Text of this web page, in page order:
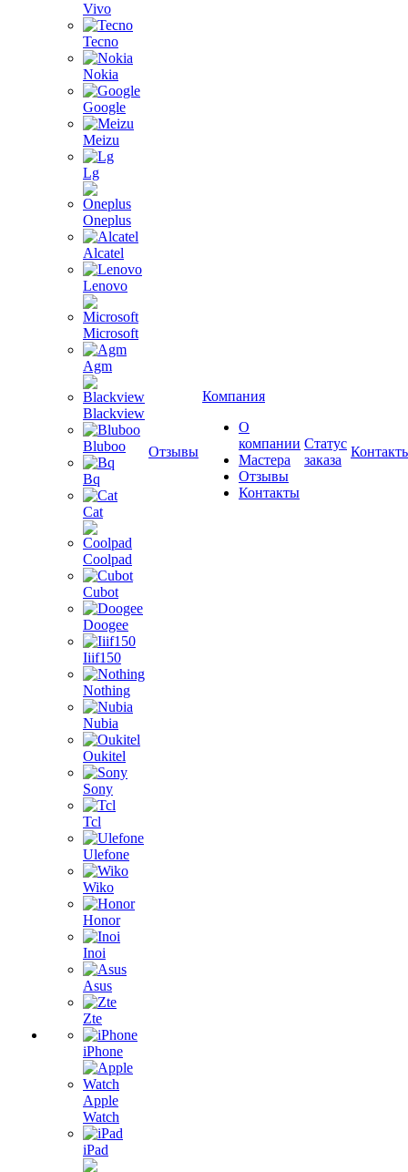
Vivo
Tecno
Nokia
Google
Meizu
Lg
Oneplus
Alcatel
Lenovo
Microsoft
Agm
Blackview
Bluboo
Bq
Cat
Coolpad
Cubot
Doogee
Iiif150
Nothing
Nubia
Oukitel
Sony
Tcl
Ulefone
Wiko
Honor
Inoi
Asus
Zte
iPhone
Apple
Watch
iPad
Отзывы
Компания
О
компании
Мастера
Отзывы
Контакты
Статус
заказа